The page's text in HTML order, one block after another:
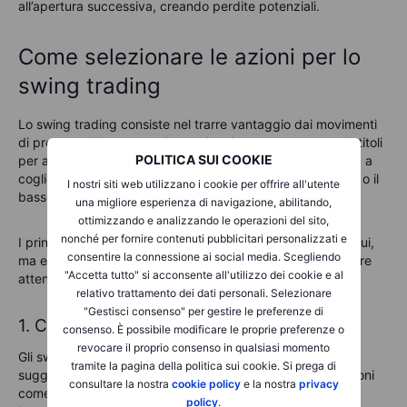
POLITICA SUI COOKIE
I nostri siti web utilizzano i cookie per offrire all'utente
una migliore esperienza di navigazione, abilitando,
ottimizzando e analizzando le operazioni del sito,
nonché per fornire contenuti pubblicitari personalizzati e
consentire la connessione ai social media. Scegliendo
"Accetta tutto" si acconsente all'utilizzo dei cookie e al
relativo trattamento dei dati personali. Selezionare
"Gestisci consenso" per gestire le preferenze di
consenso. È possibile modificare le proprie preferenze o
revocare il proprio consenso in qualsiasi momento
tramite la pagina della politica sui cookie. Si prega di
consultare la nostra cookie policye la nostra privacy
policy.
all’apertura successiva, creando perdite potenziali.
Come selezionare le azioni per lo
swing trading
Lo swing trading consiste nel trarre vantaggio dai movimenti
di prezzo nel breve-medio termine, in genere detenendo titoli
per alcuni giorni o poche settimane. Questa strategia mira a
cogliere le “oscillazioni” dei prezzi delle azioni (verso l’alto o il
basso) evitando l’esposizione a lungo termine al rischio.
I principi del trading a breve termine si applicano anche qui,
ma ecco alcune tattiche su cui dovresti prestare particolare
attenzione nella scelta delle azioni per lo swing trading:
1. Cerca inversioni di trend
Gli swing trader puntano a individuare pattern che
suggeriscano un cambio di direzione del prezzo. Formazioni
come doppi massimi (double top), doppi minimi (double